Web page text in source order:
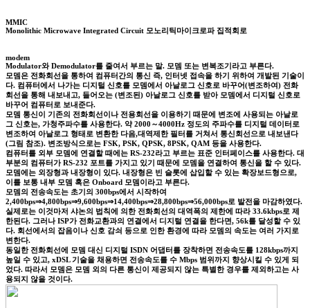
MMIC
Monolithic Microwave Integrated Circuit 모노리틱마이크로파 집적회로
modem
Modulator와 Demodulator를 줄여서 부르는 말. 모뎀 또는 변복조기라고 부른다.
모뎀은 전화회선을 통하여 컴퓨터간의 통신 즉, 인터넷 접속을 하기 위하여 개발된 기술이
다. 컴퓨터에서 나가는 디지털 신호를 모뎀에서 아날로그 신호로 바꾸어(변조하여) 전화
회선을 통해 내보내고, 들어오는 (변조된) 아날로그 신호를 받아 모뎀에서 디지털 신호로
바꾸어 컴퓨터로 보내준다.
모뎀 통신이 기존의 전화회선이나 전용회선을 이용하기 때문에 변조에 사용되는 아날로
그 신호는, 가청주파수를 사용한다. 약 2000～4000Hz 정도의 주파수를 디지털 데이터로
변조하여 아날로그 형태로 변환한 다음,대역제한 필터를 거쳐서 통신회선으로 내보낸다
(그림 참조). 변조방식으로는 FSK, PSK, QPSK, 8PSK, QAM 등을 사용한다.
컴퓨터를 외부 모뎀에 연결할 때에는 RS-232라고 부르는 표준 인터페이스를 사용한다. 대
부분의 컴퓨터가 RS-232 포트를 가지고 있기 때문에 모뎀을 연결하여 통신을 할 수 있다.
모뎀에는 외장형과 내장형이 있다. 내장형은 빈 슬롯에 삽입할 수 있는 확장보드형으로,
이를 보통 내부 모뎀 혹은 Onboard 모뎀이라고 부른다.
모뎀의 전송속도는 초기의 300bps에서 시작하여
2,400bps⇒4,800bps⇒9,600bps⇒14,400bps⇒28,800bps⇒56,000bps로 발전을 마감하였다.
실제로는 이것마저 샤논의 법칙에 의한 전화회선의 대역폭의 제한에 따라 33.6kbps로 제
한된다. 그러나 ISP가 전화교환과의 연결에서 디지털 연결을 한다면, 56k를 달성할 수 있
다. 회선에서의 잡음이나 신호 감쇠 등으로 인한 환경에 따라 모뎀의 속도는 여러 가지로
변한다.
동일한 전화회선에 모뎀 대신 디지털 ISDN 어댑터를 장착하면 전송속도를 128kbps까지
높일 수 있고, xDSL 기술을 채용하면 전송속도를 수 Mbps 범위까지 향상시킬 수 있게 되
었다. 따라서 모뎀은 모뎀 외의 다른 통신이 제공되지 않는 특별한 경우를 제외하고는 사
용되지 않을 것이다.